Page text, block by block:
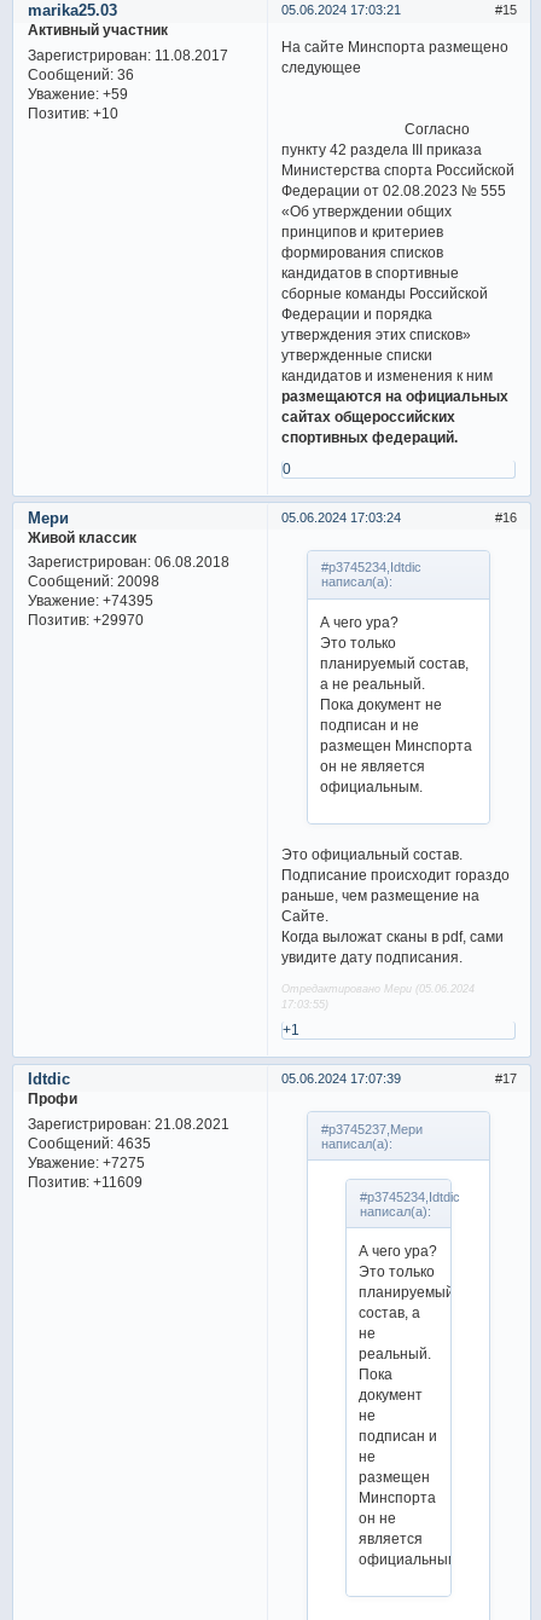
15
05.06.2024 17:03:21
marika25.03
Активный участник
Зарегистрирован: 11.08.2017
Сообщений:36
Уважение: +59
Позитив: +10
На сайте Минспорта размещено
следующее
Согласно
пункту 42 раздела III приказа
Министерства спорта Российской
Федерации от 02.08.2023 № 555
«Об утверждении общих
принципов и критериев
формирования списков
кандидатов в спортивные
сборные команды Российской
Федерации и порядка
утверждения этих списков»
утвержденные списки
кандидатов и изменения к ним
размещаются на официальных
сайтах общероссийских
спортивных федераций.
0
16
05.06.2024 17:03:24
Мери
Живой классик
Зарегистрирован: 06.08.2018
Сообщений:20098
Уважение: +74395
Позитив: +29970
#p3745234,Idtdic
написал(а):
А чего ура?
Это только
планируемый состав,
а не реальный.
Пока документ не
подписан и не
размещен Минспорта
он не является
официальным.
Это официальный состав.
Подписание происходит гораздо
раньше, чем размещение на
Сайте.
Когда выложат сканы в pdf, сами
увидите дату подписания.
Отредактировано Мери (05.06.2024
17:03:55)
+1
17
05.06.2024 17:07:39
Idtdic
Профи
Зарегистрирован: 21.08.2021
Сообщений:4635
Уважение: +7275
Позитив: +11609
#p3745237,Мери
написал(а):
#p3745234,Idtdic
написал(а):
А чего ура?
Это только
планируемый
состав, а
не
реальный.
Пока
документ
не
подписан и
не
размещен
Минспорта
он не
является
официальным.